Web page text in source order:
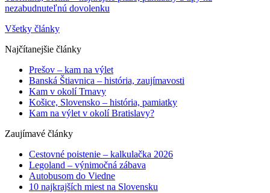
nezabudnuteľnú dovolenku
Všetky články
Najčítanejšie články
Prešov – kam na výlet
Banská Štiavnica – história, zaujímavosti
Kam v okolí Trnavy
Košice, Slovensko – história, pamiatky
Kam na výlet v okolí Bratislavy?
Zaujímavé články
Cestovné poistenie – kalkulačka 2026
Legoland – výnimočná zábava
Autobusom do Viedne
10 najkrajších miest na Slovensku